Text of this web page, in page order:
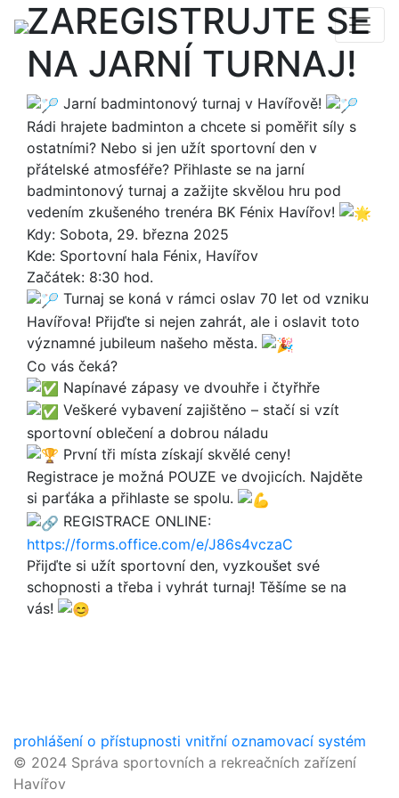
ZAREGISTRUJTE SE
NA JARNÍ TURNAJ!
Jarní badmintonový turnaj v Havířově!
Rádi hrajete badminton a chcete si poměřit síly s
ostatními? Nebo si jen užít sportovní den v
přátelské atmosféře? Přihlaste se na jarní
badmintonový turnaj a zažijte skvělou hru pod
vedením zkušeného trenéra BK Fénix Havířov!
Kdy: Sobota, 29. března 2025
Kde: Sportovní hala Fénix, Havířov
Začátek: 8:30 hod.
Turnaj se koná v rámci oslav 70 let od vzniku
Havířova! Přijďte si nejen zahrát, ale i oslavit toto
významné jubileum našeho města.
Co vás čeká?
Napínavé zápasy ve dvouhře i čtyřhře
Veškeré vybavení zajištěno – stačí si vzít
sportovní oblečení a dobrou náladu
První tři místa získají skvělé ceny!
Registrace je možná POUZE ve dvojicích. Najděte
si parťáka a přihlaste se spolu.
REGISTRACE ONLINE:
https://forms.office.com/e/J86s4vczaC
Přijďte si užít sportovní den, vyzkoušet své
schopnosti a třeba i vyhrát turnaj! Těšíme se na
vás!
prohlášení o přístupnosti vnitřní oznamovací systém
© 2024 Správa sportovních a rekreačních zařízení
Havířov